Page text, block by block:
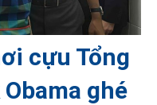
cựu Tổng
ghé